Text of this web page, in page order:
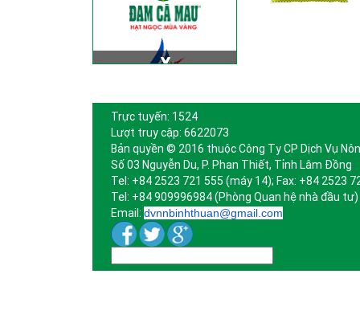
Trực tuyến: 1524
Lượt truy cập: 6622073
Bản quyền © 2016 thuộc Công Ty CP Dịch Vụ
Số 03 Nguyễn Du, P. Phan Thiết, Tỉnh Lâm Đồng
Tel: +84 2523 721 555 (máy 14); Fax: +84 2523
Tel: +84 909996984 (Phòng Quan hệ nhà đầu tư)
Email: dvnnbinhthuan@gmail.com